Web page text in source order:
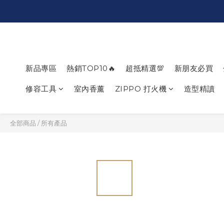
新品專區 熱銷TOP10🔥 超抵精選💯 新朋友必買
修容工具 室內香薰 ZIPPO 打火機 造型精讀
全部商品 /所有產品